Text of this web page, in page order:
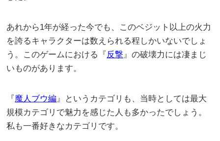
あれから1年が経った今でも、このベジット以上の火力
を誇るキャラクターは数えられる程しかいないでしょ
う。このゲームにおける『 反撃』の破壊力には凄まじ
いものがあります。
『 魔人ブウ編』というカテゴリも、当時としては最大
規模カテゴリで魅力を感じた人も多かったでしょう。
私も一番好きなカテゴリです。